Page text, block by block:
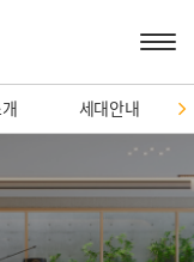
세대안내